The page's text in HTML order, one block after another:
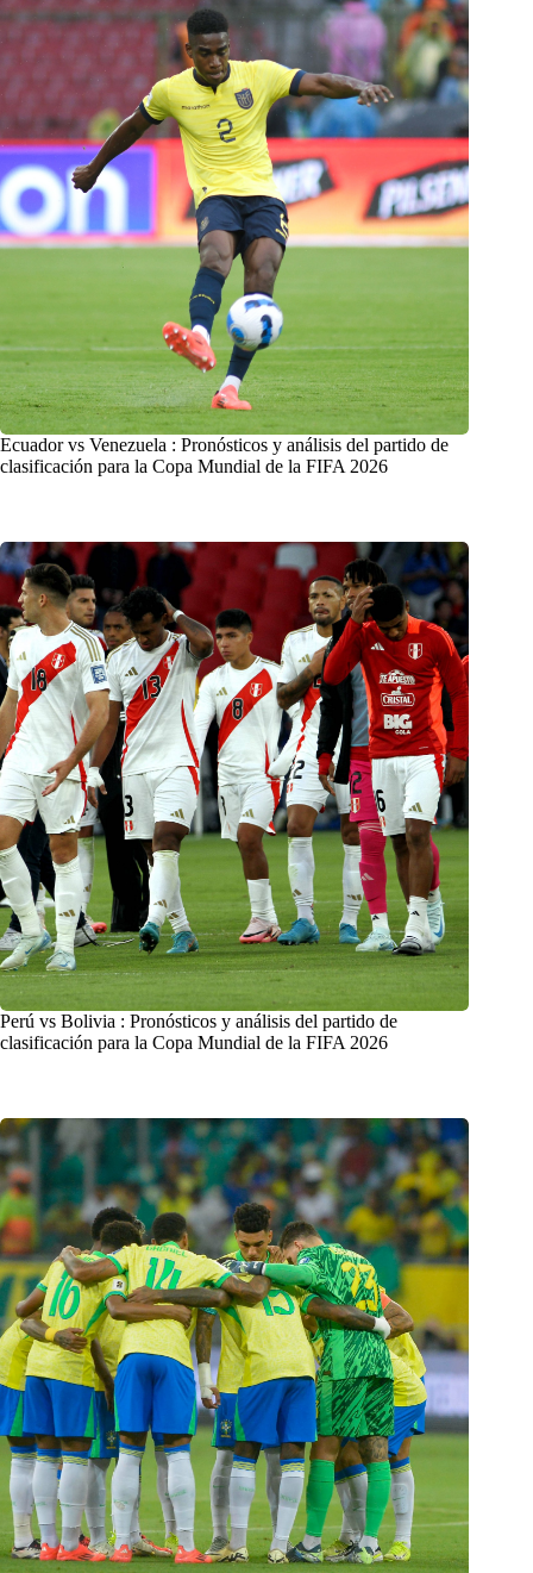
Ecuador vs Venezuela : Pronósticos y análisis del partido de
clasificación para la Copa Mundial de la FIFA 2026
Perú vs Bolivia : Pronósticos y análisis del partido de
clasificación para la Copa Mundial de la FIFA 2026